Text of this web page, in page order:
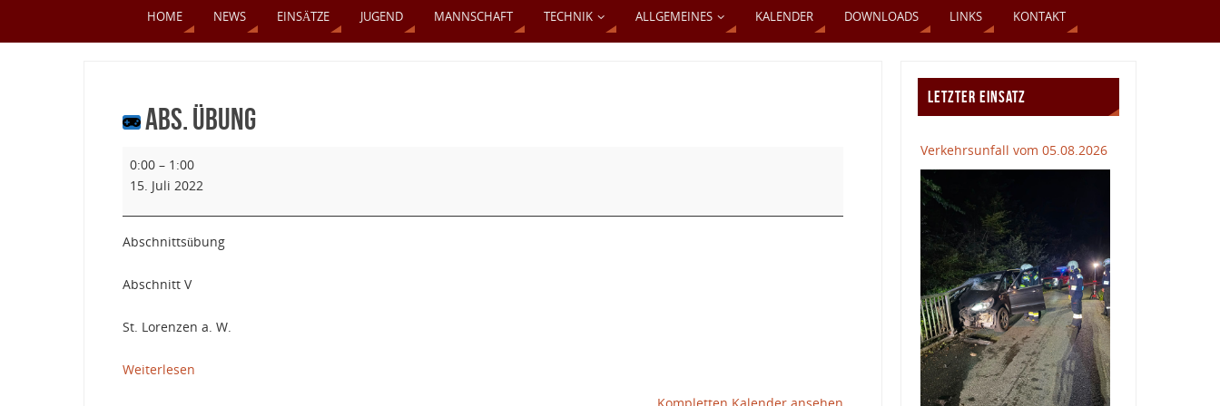
HOME NEWS EINSÄTZE JUGEND MANNSCHAFT TECHNIK ALLGEMEINES KALENDER DOWNLOADS LINKS KONTAKT
ABS. Übung
0:00 – 1:00
15. Juli 2022
Abschnittsübung
Abschnitt V
St. Lorenzen a. W.
Weiterlesen
LETZTER EINSATZ
Verkehrsunfall vom 05.08.2026